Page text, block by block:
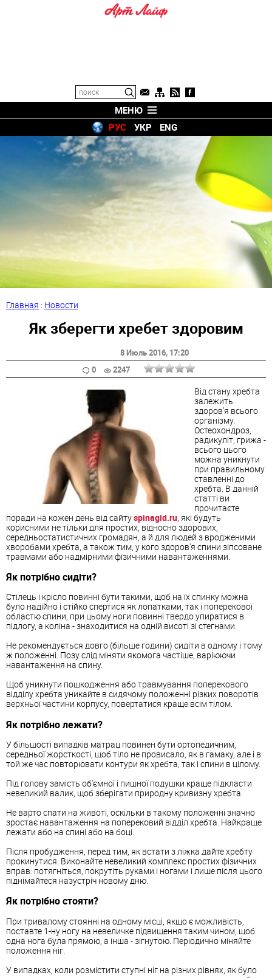
МЕНЮ
РУС
УКР ENG
Главная : Новости
Як зберегти хребет здоровим
8 Июль 2016, 17:20
0
2247
Від стану хребта
залежить
здоров'я всього
організму.
Остеохондроз,
радикуліт, грижа -
всього цього
можна уникнути
при правильному
ставленні до
хребта. В данній
статті ви
прочитаєте
поради на кожен день від сайтуspinagid.ru , які будуть
корисними не тільки для простих, відносно здорових,
середньостатистичних громадян, а й для людей з вродженими
хворобами хребта, а також тим, у кого здоров'я спини зіпсоване
травмами або надмірними фізичними навантаженнями.
Як потрібно сидіти?
Стілець і крісло повинні бути такими, щоб на їх спинку можна
було надійно і стійко спертися як лопатками, так і поперекової
областю спини, при цьому ноги повинні твердо упиратися в
підлогу, а коліна - знаходитися на одній висоті зі стегнами.
Не рекомендується довго (більше години) сидіти в одному і тому
ж положенні. Позу слід міняти якомога частіше, варіюючи
навантаження на спину.
Щоб уникнути пошкодження або травмування поперекового
відділу хребта уникайте в сидячому положенні різких поворотів
верхньої частини корпусу, повертатися краще всім тілом.
Як потрібно лежати?
У більшості випадків матрац повинен бути ортопедичним,
середньої жорсткості, щоб тіло не провисало, як в гамаку, але і в
той же час повторювати контури як хребта, так і спини в цілому.
Під голову замість об'ємної і пишної подушки краще підкласти
невеликий валик, щоб зберігати природну кривизну хребта.
Не варто спати на животі, оскільки в такому положенні значно
зростає навантаження на поперековий відділ хребта. Найкраще
лежати або на спині або на боці.
Після пробудження, перед тим, як встати з ліжка дайте хребту
прокинутися. Виконайте невеликий комплекс простих фізичних
вправ: потягніться, покрутіть руками і ногами і лише після цього
піднімайтеся назустріч новому дню.
Як потрібно стояти?
При тривалому стоянні на одному місці, якщо є можливість,
поставте 1-ну ногу на невеличке підвищення таким чином, щоб
одна нога була прямою, а інша - зігнутою. Періодично міняйте
положення ніг.
У випадках, коли розмістити ступні ніг на різних рівнях, як було